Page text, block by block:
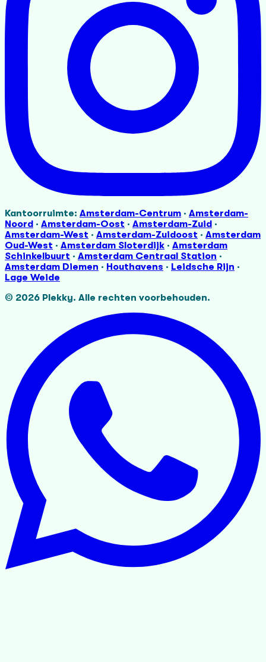
Kantoorruimte: Amsterdam-Centrum · Amsterdam-
Noord · Amsterdam-Oost · Amsterdam-Zuid ·
Amsterdam-West · Amsterdam-Zuidoost · Amsterdam
Oud-West · Amsterdam Sloterdijk · Amsterdam
Schinkelbuurt · Amsterdam Centraal Station ·
Amsterdam Diemen · Houthavens · Leidsche Rijn ·
Lage Weide
© 2026 Plekky. Alle rechten voorbehouden.